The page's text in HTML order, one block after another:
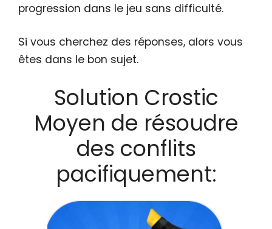
progression dans le jeu sans difficulté.
Si vous cherchez des réponses, alors vous
êtes dans le bon sujet.
Solution Crostic
Moyen de résoudre
des conflits
pacifiquement: